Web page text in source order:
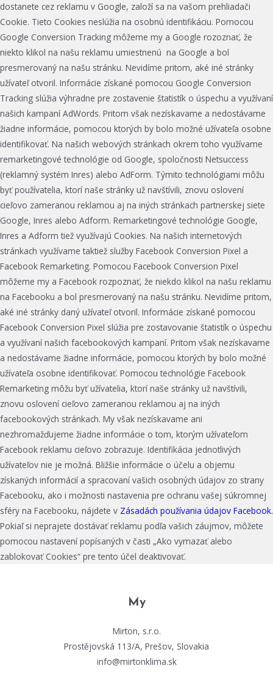
dostanete cez reklamu v Google, založí sa na vašom prehliadači
Cookie. Tieto Cookies neslúžia na osobnú identifikáciu. Pomocou
Google Conversion Tracking môžeme my a Google rozoznať, že
niekto klikol na našu reklamu umiestnenú na Google a bol
presmerovaný na našu stránku. Nevidíme pritom, aké iné stránky
užívateľ otvoril. Informácie získané pomocou Google Conversion
Tracking slúžia výhradne pre zostavenie štatistík o úspechu a využívaní
našich kampaní AdWords. Pritom však nezískavame a nedostávame
žiadne informácie, pomocou ktorých by bolo možné užívateľa osobne
identifikovať. Na našich webových stránkach okrem toho využívame
remarketingové technológie od Google, spoločnosti Netsuccess
(reklamný systém Inres) alebo AdForm. Týmito technológiami môžu
byť používatelia, ktorí naše stránky už navštívili, znovu oslovení
cieľovo zameranou reklamou aj na iných stránkach partnerskej siete
Google, Inres alebo Adform. Remarketingové technológie Google,
Inres a Adform tiež využívajú Cookies. Na našich internetových
stránkach využívame taktiež služby Facebook Conversion Pixel a
Facebook Remarketing. Pomocou Facebook Conversion Pixel
môžeme my a Facebook rozpoznať, že niekdo klikol na našu reklamu
na Facebooku a bol presmerovaný na našu stránku. Nevidíme pritom,
aké iné stránky daný užívateľ otvoril. Informácie získané pomocou
Facebook Conversion Pixel slúžia pre zostavovanie štatistík o úspechu
a využívaní našich facebookových kampaní. Pritom však nezískavame
a nedostávame žiadne informácie, pomocou ktorých by bolo možné
užívateľa osobne identifikovať. Pomocou technológie Facebook
Remarketing môžu byť užívatelia, ktorí naše stránky už navštívili,
znovu oslovení cieľovo zameranou reklamou aj na iných
facebookových stránkach. My však nezískavame ani
nezhromažďujeme žiadne informácie o tom, ktorým užívateľom
Facebook reklamu cieľovo zobrazuje. Identifikácia jednotlivých
užívateľov nie je možná. Bližšie informácie o účelu a objemu
získaných informácií a spracovaní vašich osobných údajov zo strany
Facebooku, ako i možnosti nastavenia pre ochranu vašej súkromnej
sféry na Facebooku, nájdete v Zásadách používania údajov Facebook.
Pokiaľ si neprajete dostávať reklamu podľa vašich záujmov, môžete
pomocou nastavení popísaných v časti „Ako vymazať alebo
zablokovať Cookies“ pre tento účel deaktivovať.
My
Mirton, s.r.o.
Prostějovská 113/A, Prešov, Slovakia
info@mirtonklima.sk